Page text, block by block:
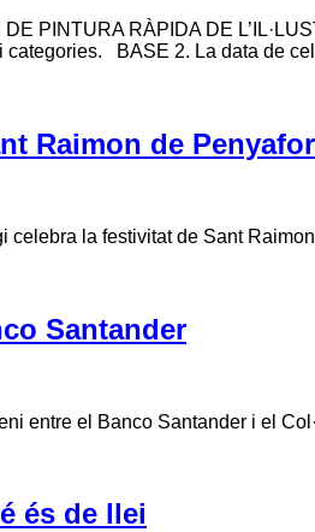
PINTURA RÀPIDA DE
categories. BASE 2. La data de
Raimon de
celebra la festivitat de Sant
Santander
entre el Banco Santander i el
és de llei